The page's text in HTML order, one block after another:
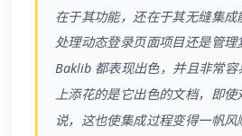
在于其功能，还在于其无缝集
处理动态登录页面项目还是管理
Baklib都表现出色，并且非常容
上添花的是它出色的文档，即
说，这也使集成过程变得一帆